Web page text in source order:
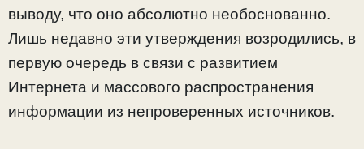
выводу, что оно абсолютно необоснованно.
Лишь недавно эти утверждения возродились, в
первую очередь в связи с развитием
Интернета и массового распространения
информации из непроверенных источников.